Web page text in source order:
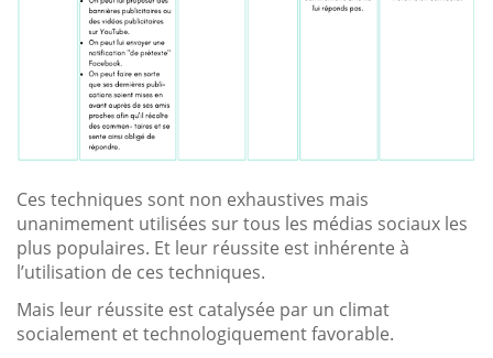
Ces techniques sont non exhaustives mais
unanimement utilisées sur tous les médias sociaux les
plus populaires. Et leur réussite est inhérente à
l’utilisation de ces techniques.
Mais leur réussite est catalysée par un climat
socialement et technologiquement favorable.